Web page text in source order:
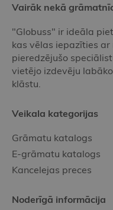
Vairāk nekā
"Globuss" ir ideāla
kas vēlas iepazīties ar
pieredzējušo
vietējo izdevēju
klāstu.
Veikala kategorijas
Grāmatu katalogs
E-grāmatu katalogs
Kancelejas preces
Noderīgā informācija